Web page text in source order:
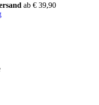
ab € 39,90